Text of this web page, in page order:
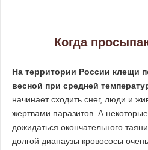
Когда
На территории России клещи
весной при средней
начинает сходить снег, люди и
жертвами паразитов. А
дожидаться окончательного
долгой диапаузы кровососы